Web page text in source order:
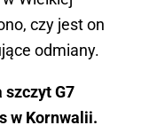
czy jest on
odmiany.
szczyt G7
w Kornwalii.